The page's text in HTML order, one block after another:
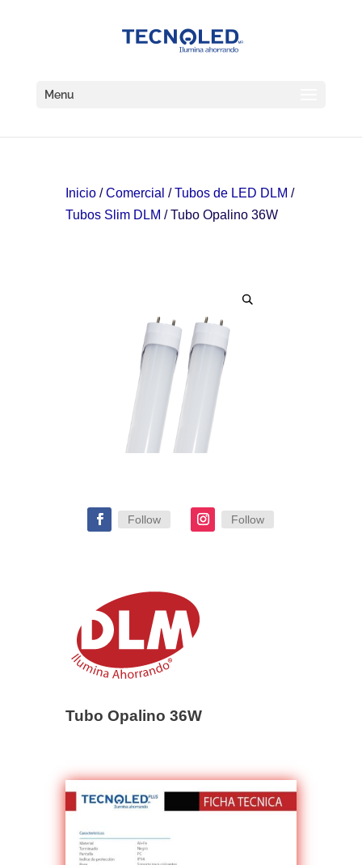
Menu
Inicio/Comercial /Tubos de LED DLM /
Tubos Slim DLM / Tubo Opalino 36W
Follow Follow
Tubo Opalino 36W